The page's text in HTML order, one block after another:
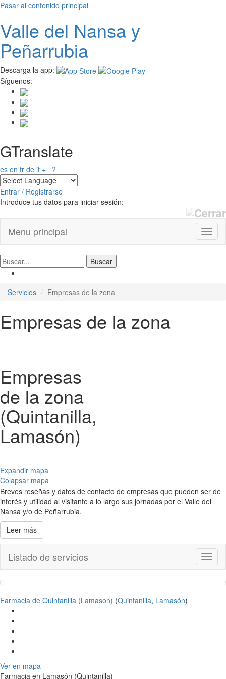
Pasar al contenido principal
Valle del Nansay
Peñarrubia
Descarga la app:
Síguenos:
GTranslate
es en fr de it + ?
Entrar / Registrarse
Introduce tus datos para iniciar sesión:
Menu principal
Servicios Empresas de la zona
Empresas de la zona
Empresas
de la zona
(Quintanilla,
Lamasón)
Expandir mapa
Colapsar mapa
Breves reseñas y datos de contacto de empresas que pueden ser de
interés y utilidad al visitante a lo largo sus jornadas por el Valle del
Nansa y/o de Peñarrubia.
Leer más
Listado de servicios
Farmacia de Quintanilla (Lamason) (Quintanilla, Lamasón)
Ver en mapa
Farmacia en Lamasón (Quintanilla)